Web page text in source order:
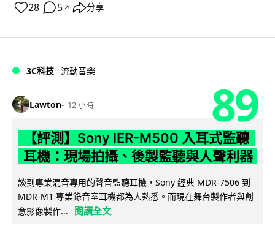
28 5 ↗ 分享
3C科技 流動音樂
Lawton 12 小時 89
【評測】Sony IER-M500 入耳式監聽
耳機：現場拍攝、後製監聽與人聲利器
談到專業混音專用的聲音監聽耳機，Sony 經典 MDR-7506 到
MDR-M1 專業錄音室耳機都為人熟悉。而現在舞台製作者與創
意影像製作...
閱讀全文